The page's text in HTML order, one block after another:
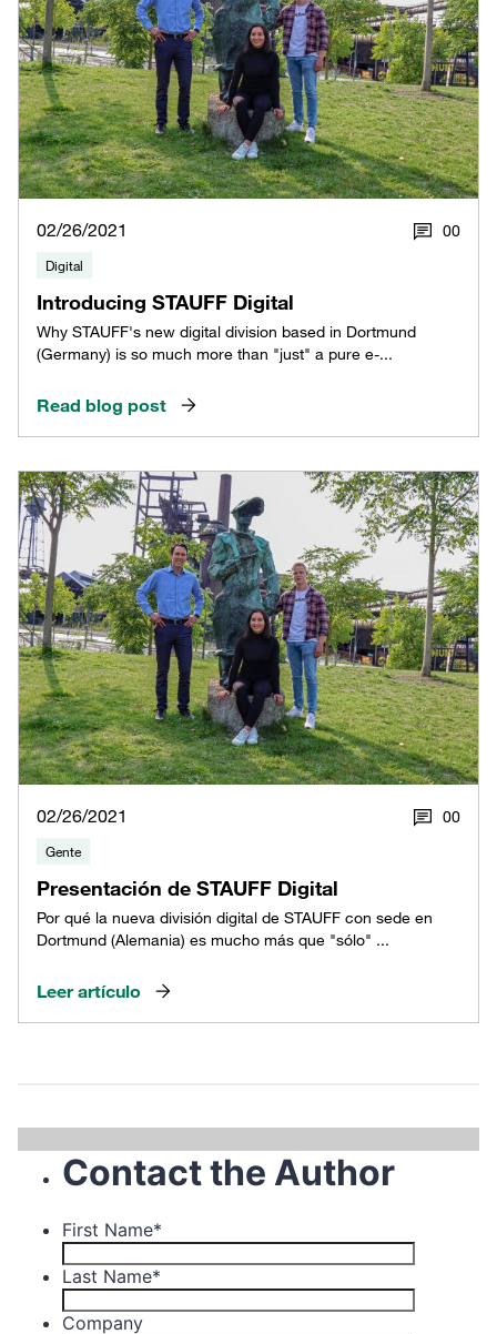
02/26/2021 00
Digital
Introducing STAUFF Digital
Why STAUFF's new digital division based in Dortmund
(Germany) is so much more than "just" a pure e-...
Read blog post
02/26/2021 00
Gente
Presentación de STAUFF Digital
Por qué la nueva división digital de STAUFF con sede en
Dortmund (Alemania) es mucho más que "sólo" ...
Leer artículo